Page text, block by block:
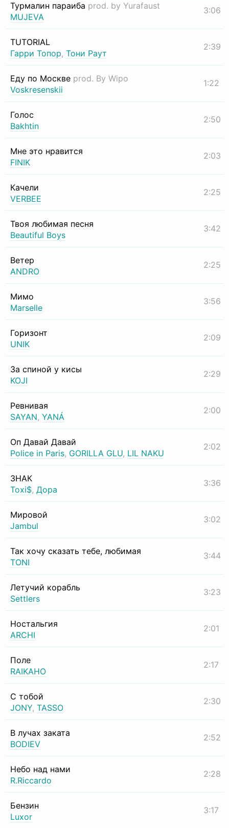
Турмалин параиба prod. by Yurafaust
MUJEVA
3:06
TUTORIAL
Гарри Топор, Тони Раут
2:39
Еду по Москве prod. By Wipo
Voskresenskii
1:22
Голос
Bakhtin
2:50
Мне это нравится
FINIK
2:03
Качели
VERBEE
2:25
Твоя любимая песня
Beautiful Boys
3:42
Ветер
ANDRO
2:25
Мимо
Marselle
3:56
Горизонт
UNIK
2:09
За спиной у кисы
KOJI
2:29
Ревнивая
SAYAN, YANÁ
2:00
Оп Давай Давай
Police in Paris, GORILLA GLU, LIL NAKU
2:02
ЗНАК
Toxi$, Дора
3:36
Мировой
Jambul
3:02
Так хочу сказать тебе, любимая
TONI
3:44
Летучий корабль
Settlers
3:23
Ностальгия
ARCHI
2:01
Поле
RAIKAHO
2:17
С тобой
JONY, TASSO
2:30
В лучах заката
BODIEV
2:52
Небо над нами
R.Riccardo
2:28
Бензин
Luxor
3:17